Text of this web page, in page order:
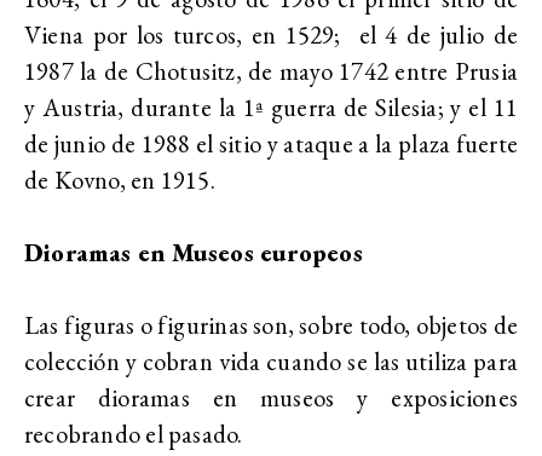
Viena por los turcos, en 1529; el 4 de julio de
1987 la de Chotusitz, de mayo 1742 entre Prusia
y Austria, durante la 1ª guerra de Silesia; y el 11
de junio de 1988 el sitio y ataque a la plaza fuerte
de Kovno, en 1915.
Dioramas en Museos europeos
Las figuras o figurinas son, sobre todo, objetos de
colección y cobran vida cuando se las utiliza para
crear dioramas en museos y exposiciones
recobrando el pasado.